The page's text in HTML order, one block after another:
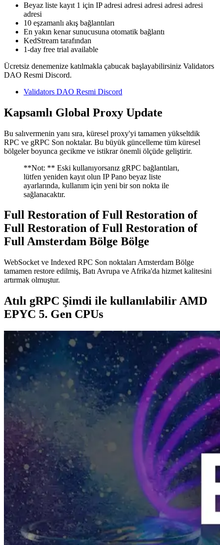
Beyaz liste kayıt 1 için IP adresi adresi adresi adresi adresi
adresi
10 eşzamanlı akış bağlantıları
En yakın kenar sunucusuna otomatik bağlantı
KedStream tarafından
1-day free trial available
Ücretsiz denemenize katılmakla çabucak başlayabilirsiniz Validators
DAO Resmi Discord.
Validators DAO Resmi Discord
Kapsamlı Global Proxy Update
Bu salıvermenin yanı sıra, küresel proxy'yi tamamen yükseltdik
RPC ve gRPC Son noktalar. Bu büyük güncelleme tüm küresel
bölgeler boyunca gecikme ve istikrar önemli ölçüde geliştirir.
**Not: ** Eski kullanıyorsanız gRPC bağlantıları,
lütfen yeniden kayıt olun IP Pano beyaz liste
ayarlarında, kullanım için yeni bir son nokta ile
sağlanacaktır.
Full Restoration of Full Restoration of
Full Restoration of Full Restoration of
Full Amsterdam Bölge Bölge
WebSocket ve Indexed RPC Son noktaları Amsterdam Bölge
tamamen restore edilmiş, Batı Avrupa ve Afrika'da hizmet kalitesini
artırmak olmuştur.
Atılı gRPC Şimdi ile kullanılabilir AMD
EPYC 5. Gen CPUs